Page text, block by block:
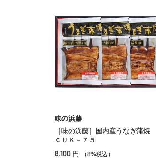
味の浜藤
［味の浜藤］国内産うなぎ蒲焼
ＣＵＫ－７５
8,100 円 （8%税込）